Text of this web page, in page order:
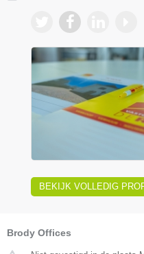
BEKIJK VOLLEDIG
Brody Offices